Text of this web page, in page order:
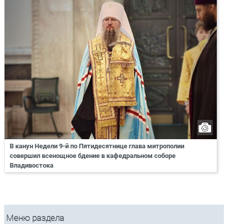
В канун Недели 9-й по Пятидесятнице глава митрополии
совершил всенощное бдение в кафедральном соборе
Владивостока
Меню раздела